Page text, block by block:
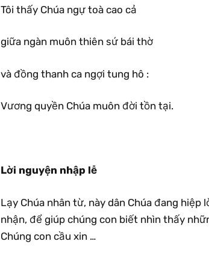
Tôi thấy Chúa ngự toà cao cả
giữa ngàn muôn thiên sứ bái thờ
và đồng thanh ca ngợi tung hô :
Vương quyền Chúa muôn đời tồn tại.
Lời nguyện nhập lễ
Lạy Chúa nhân từ, này dân Chúa đang
nhận, để giúp chúng con biết nhìn thấy
Chúng con cầu xin …